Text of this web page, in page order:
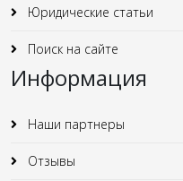
Юридические статьи
Поиск на сайте
Информация
Наши партнеры
Отзывы